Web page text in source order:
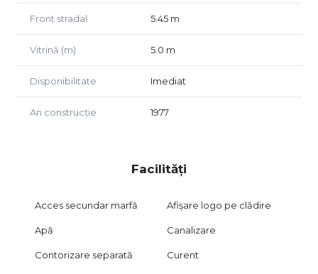
Va asteptam sa il vedem impreuna!
Front stradal 5.45 m
Vitrină (m) 5.0 m
Disponibilitate Imediat
An construcție 1977
Facilități
Acces secundar marfă Afișare logo pe clădire
Apă Canalizare
Contorizare separată Curent